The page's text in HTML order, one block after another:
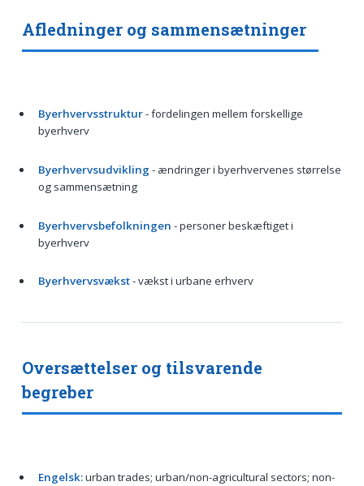
Afledninger og sammensætninger
Byerhvervsstruktur- fordelingen mellem forskellige
byerhverv
Byerhvervsudvikling - ændringer i byerhvervenes størrelse
og sammensætning
Byerhvervsbefolkningen - personer beskæftiget i
byerhverv
Byerhvervsvækst- vækst i urbane erhverv
Oversættelser og tilsvarende
begreber
Engelsk:urban trades; urban/non-agricultural sectors; non-